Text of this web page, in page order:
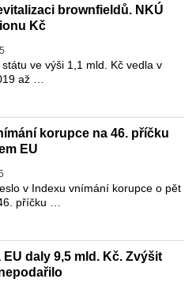
brownfieldů. NKÚ
Kč
ve výši 1,1 mld. Kč vedla v
až …
korupce na 46. příčku
EU
v Indexu vnímání korupce o pět
příčku …
daly 9,5 mld. Kč. Zvýšit